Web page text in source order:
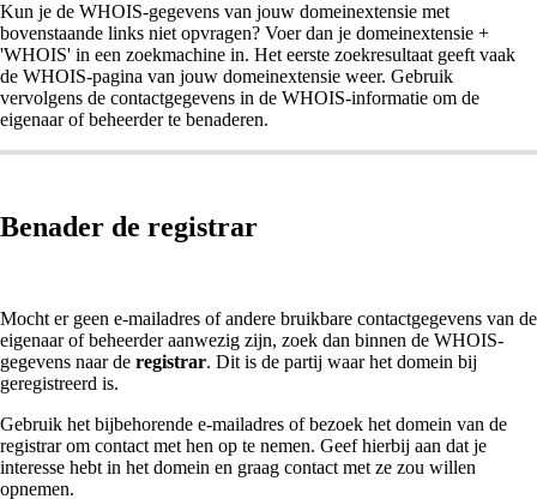
Kun je de WHOIS-gegevens van jouw domeinextensie met
bovenstaande links niet opvragen? Voer dan je domeinextensie +
'WHOIS' in een zoekmachine in. Het eerste zoekresultaat geeft vaak
de WHOIS-pagina van jouw domeinextensie weer. Gebruik
vervolgens de contactgegevens in de WHOIS-informatie om de
eigenaar of beheerder te benaderen.
Benader de registrar
Mocht er geen e-mailadres of andere bruikbare contactgegevens van de
eigenaar of beheerder aanwezig zijn, zoek dan binnen de WHOIS-
gegevens naar de registrar. Dit is de partij waar het domein bij
geregistreerd is.
Gebruik het bijbehorende e-mailadres of bezoek het domein van de
registrar om contact met hen op te nemen. Geef hierbij aan dat je
interesse hebt in het domein en graag contact met ze zou willen
opnemen.